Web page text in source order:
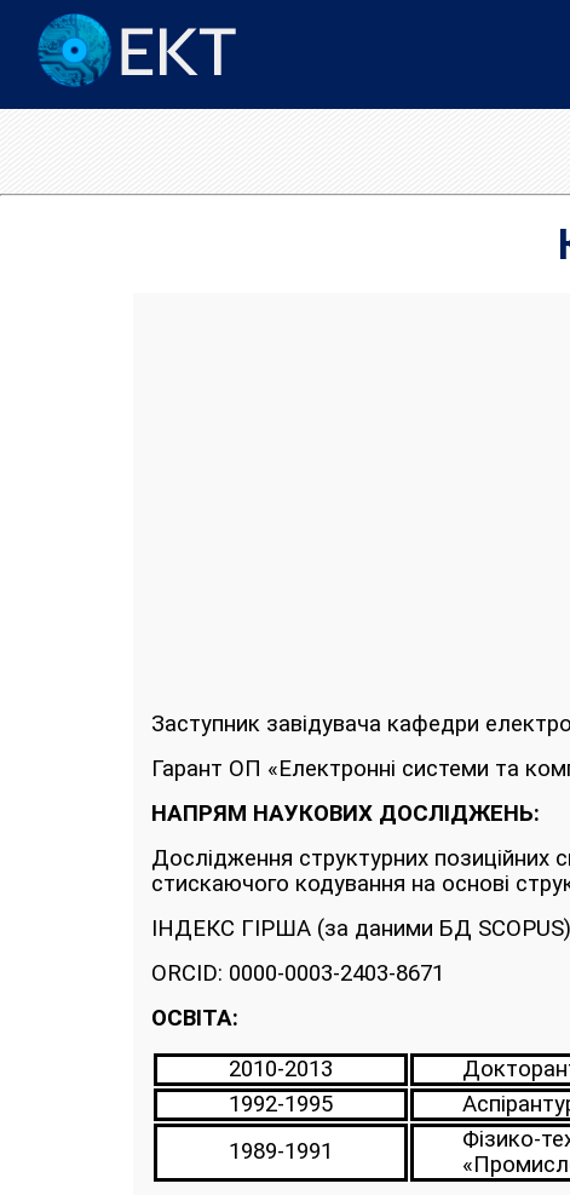
Заступник завідувача кафедри
Гарант ОП «Електронні системи та
НАПРЯМ НАУКОВИХ ДОСЛІДЖЕНЬ:
Дослідження структурних позиційних
стискаючого кодування на основі
ІНДЕКС ГІРША (за даними БД
ORCID: 0000-0003-2403-8671
ОСВІТА:
2010-2013
1992-1995
1989-1991
Фізико-